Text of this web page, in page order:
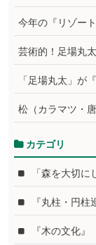
今年の『リゾー
芸術的！足場丸
「足場丸太」
松（カラマツ・
カテゴリ
「森を大切
『丸柱・円柱
『木の文化』